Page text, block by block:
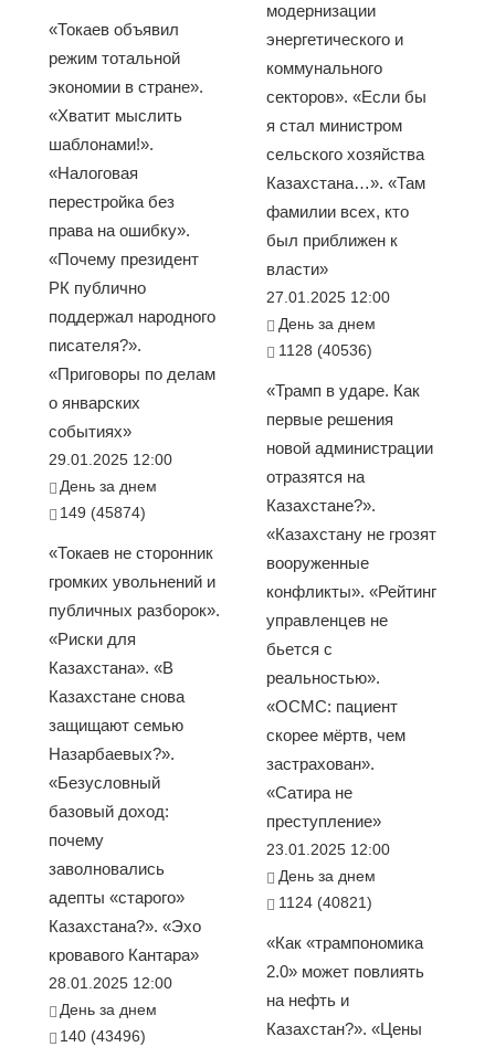
«Токаев объявил
режим тотальной
экономии в стране».
«Хватит мыслить
шаблонами!».
«Налоговая
перестройка без
права на ошибку».
«Почему президент
РК публично
поддержал народного
писателя?».
«Приговоры по делам
о январских
событиях»
29.01.2025 12:00
День за днем
149 (45874)
«Токаев не сторонник
громких увольнений и
публичных разборок».
«Риски для
Казахстана». «В
Казахстане снова
защищают семью
Назарбаевых?».
«Безусловный
базовый доход:
почему
заволновались
адепты «старого»
Казахстана?». «Эхо
кровавого Кантара»
28.01.2025 12:00
День за днем
140 (43496)
модернизации
энергетического и
коммунального
секторов». «Если бы
я стал министром
сельского хозяйства
Казахстана…». «Там
фамилии всех, кто
был приближен к
власти»
27.01.2025 12:00
День за днем
1128 (40536)
«Трамп в ударе. Как
первые решения
новой администрации
отразятся на
Казахстане?».
«Казахстану не грозят
вооруженные
конфликты». «Рейтинг
управленцев не
бьется с
реальностью».
«ОСМС: пациент
скорее мёртв, чем
застрахован».
«Сатира не
преступление»
23.01.2025 12:00
День за днем
1124 (40821)
«Как «трампономика
2.0» может повлиять
на нефть и
Казахстан?». «Цены